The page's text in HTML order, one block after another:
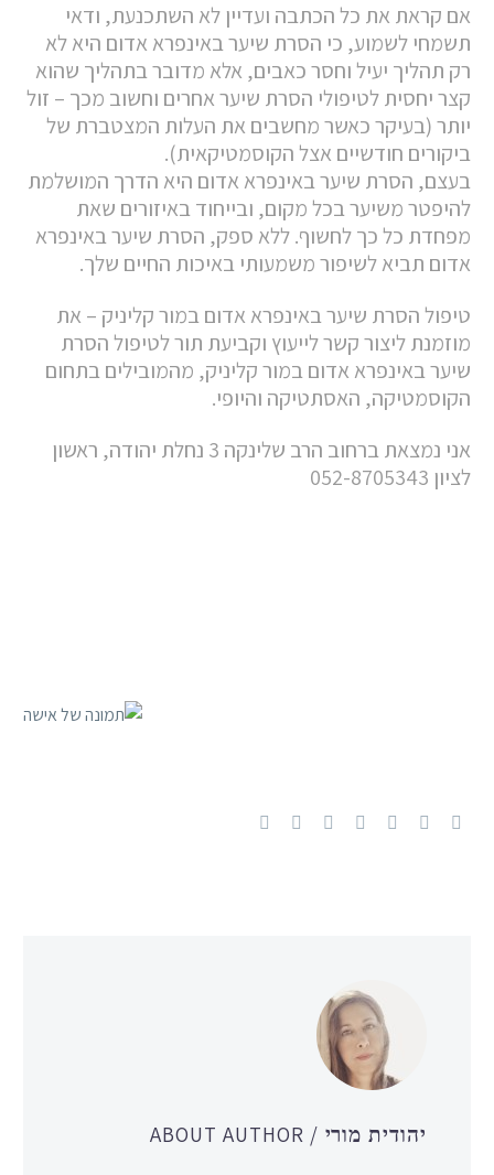
אם קראת את כל הכתבה ועדיין לא השתכנעת, ודאי
תשמחי לשמוע, כי הסרת שיער באינפרא אדום היא לא
רק תהליך יעיל וחסר כאבים, אלא מדובר בתהליך שהוא
קצר יחסית לטיפולי הסרת שיער אחרים וחשוב מכך – זול
יותר (בעיקר כאשר מחשבים את העלות המצטברת של
ביקורים חודשיים אצל הקוסמטיקאית).
בעצם, הסרת שיער באינפרא אדום היא הדרך המושלמת
להיפטר משיער בכל מקום, ובייחוד באיזורים שאת
מפחדת כל כך לחשוף. ללא ספק, הסרת שיער באינפרא
אדום תביא לשיפור משמעותי באיכות החיים שלך.
טיפול הסרת שיער באינפרא אדום במור קליניק – את
מוזמנת ליצור קשר לייעוץ וקביעת תור לטיפול הסרת
שיער באינפרא אדום במור קליניק, מהמובילים בתחום
הקוסמטיקה, האסתטיקה והיופי.
אני נמצאת ברחוב הרב שלינקה 3 נחלת יהודה, ראשון
לציון 052-8705343
יהודית מורי / ABOUT AUTHOR